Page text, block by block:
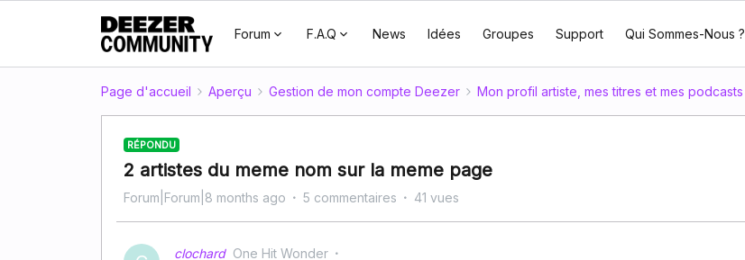
Forum F.A.Q News Idées Groupes Support Qui Sommes-Nous ?
Page d'accueil Aperçu Gestion de mon compte Deezer Mon profil artiste, mes titres et mes podcasts
RÉPONDU
2 artistes du meme nom sur la meme page
Forum|Forum|8 months ago 5 commentaires 41 vues
clochard One Hit Wonder